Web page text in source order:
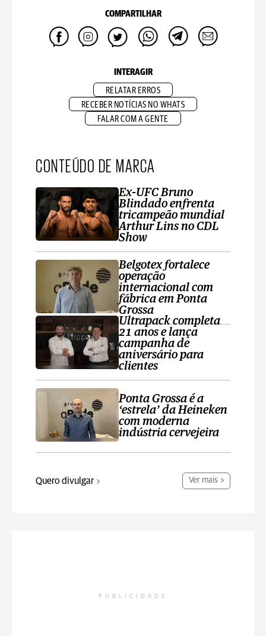
COMPARTILHAR
INTERAGIR
RELATAR ERROS
RECEBER NOTÍCIAS NO WHATS
FALAR COM A GENTE
CONTEÚDO DE MARCA
Ex-UFC Bruno
Blindado enfrenta
tricampeão mundial
Arthur Lins no CDL
Show
Belgotex fortalece
operação
internacional com
fábrica em Ponta
Grossa
Ultrapack completa
21 anos e lança
campanha de
aniversário para
clientes
Ponta Grossa é a
‘estrela’ da Heineken
com moderna
indústria cervejeira
Quero divulgar Ver mais
PUBLICIDADE